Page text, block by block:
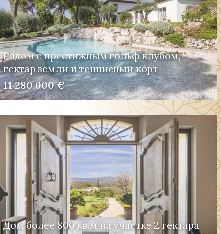
Рядом с престижным гольф клубом,
гектар земли и теннисный корт
11 280 000 €
Дом более 800 кв.м на участке 2 гектара